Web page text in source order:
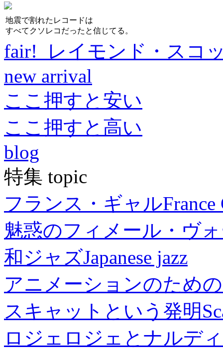
地震で割れたレコードは
すべてクソレコだったと信じてる。
fair! レイモンド・スコ
new arrival
ここ押すと安い
ここ押すと高い
blog
特集 topic
フランス・ギャルFrance
魅惑のフィメール・ヴ
和ジャズJapanese jazz
アニメーションのため
スキャットという発明
ロジェロジェとナルデ